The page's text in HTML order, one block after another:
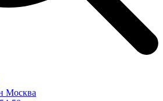
Москва